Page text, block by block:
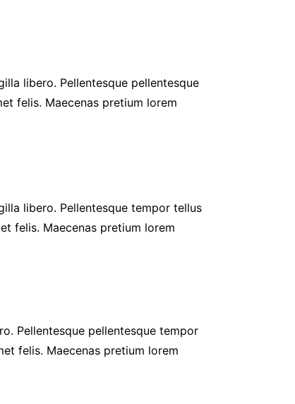
libero. Pellentesque pellentesque
felis. Maecenas pretium lorem
libero. Pellentesque tempor tellus
felis. Maecenas pretium lorem
Pellentesque pellentesque tempor
felis. Maecenas pretium lorem